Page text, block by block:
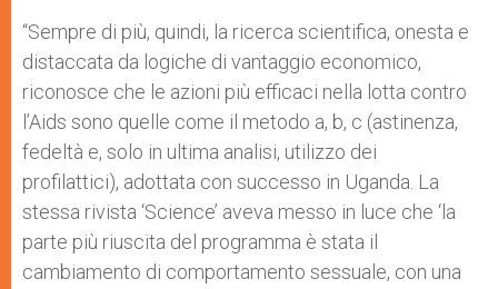
“Sempre di più, quindi, la ricerca scientifica, onesta e
distaccata da logiche di vantaggio economico,
riconosce che le azioni più efficaci nella lotta contro
l’Aids sono quelle come il metodo a, b, c (astinenza,
fedeltà e, solo in ultima analisi, utilizzo dei
profilattici), adottata con successo in Uganda. La
stessa rivista ‘Science’ aveva messo in luce che ‘la
parte più riuscita del programma è stata il
cambiamento di comportamento sessuale, con una